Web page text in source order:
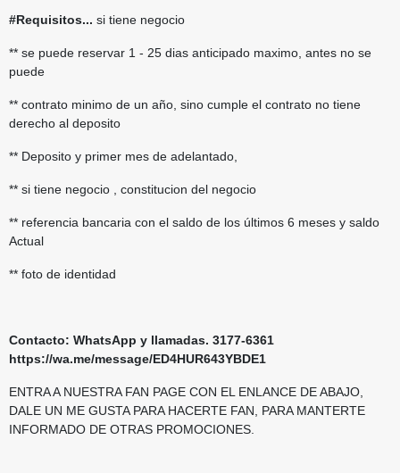
#Requisitos... si tiene negocio
** se puede reservar 1 - 25 dias anticipado maximo, antes no se
puede
** contrato minimo de un año, sino cumple el contrato no tiene
derecho al deposito
** Deposito y primer mes de adelantado,
** si tiene negocio , constitucion del negocio
** referencia bancaria con el saldo de los últimos 6 meses y saldo
Actual
** foto de identidad
Contacto: WhatsApp y llamadas. 3177-6361
https://wa.me/message/ED4HUR643YBDE1
ENTRA A NUESTRA FAN PAGE CON EL ENLANCE DE ABAJO,
DALE UN ME GUSTA PARA HACERTE FAN, PARA MANTERTE
INFORMADO DE OTRAS PROMOCIONES.